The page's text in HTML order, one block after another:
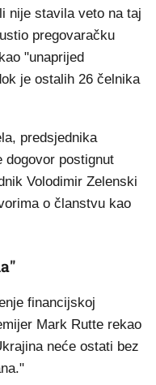
nije stavila veto na taj
pregovaračku
"unaprijed
je ostalih 26 čelnika
predsjednika
dogovor postignut
Volodimir Zelenski
o članstvu kao
financijskoj
Mark Rutte rekao
neće ostati bez